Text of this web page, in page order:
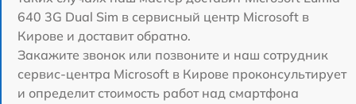
640 3G Dual Sim в сервисный центр Microsoft в
Кирове и доставит обратно.
Закажите звонок или позвоните и наш сотрудник
сервис-центра Microsoft в Кирове проконсультирует
и определит стоимость работ над смартфона